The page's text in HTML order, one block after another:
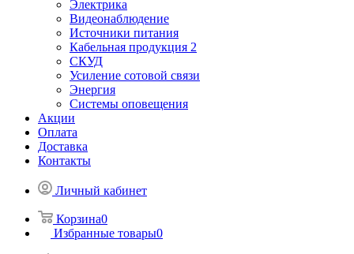
Электрика
Видеонаблюдение
Источники питания
Кабельная продукция 2
СКУД
Усиление сотовой связи
Энергия
Системы оповещения
Акции
Оплата
Доставка
Контакты
Личный кабинет
Корзина0
Избранные товары0